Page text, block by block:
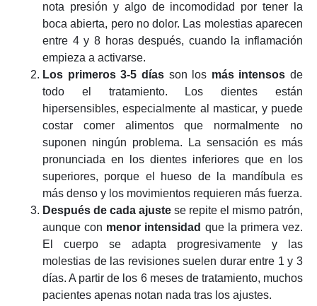
nota presión y algo de incomodidad por tener la
boca abierta, pero no dolor. Las molestias aparecen
entre 4 y 8 horas después, cuando la inflamación
empieza a activarse.
Los primeros 3-5 díasson los más intensos de
todo el tratamiento. Los dientes están
hipersensibles, especialmente al masticar, y puede
costar comer alimentos que normalmente no
suponen ningún problema. La sensación es más
pronunciada en los dientes inferiores que en los
superiores, porque el hueso de la mandíbula es
más denso y los movimientos requieren más fuerza.
Después de cada ajuste se repite el mismo patrón,
aunque con menor intensidad que la primera vez.
El cuerpo se adapta progresivamente y las
molestias de las revisiones suelen durar entre 1 y 3
días. A partir de los 6 meses de tratamiento, muchos
pacientes apenas notan nada tras los ajustes.